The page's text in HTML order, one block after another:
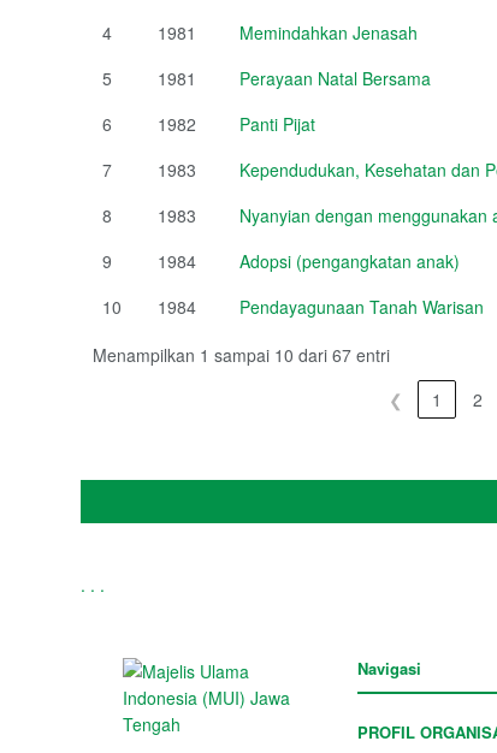
4
1981
Memindahkan Jenasah
5
1981
Perayaan Natal Bersama
6
1982
Panti Pijat
7
1983
Kependudukan, Kesehatan dan
8
1983
Nyanyian dengan menggunakan
9
1984
Adopsi (pengangkatan anak)
10
1984
Pendayagunaan Tanah Warisan
Menampilkan 1 sampai 10 dari 67 entri
❮
1 2
. . .
Navigasi
PROFIL